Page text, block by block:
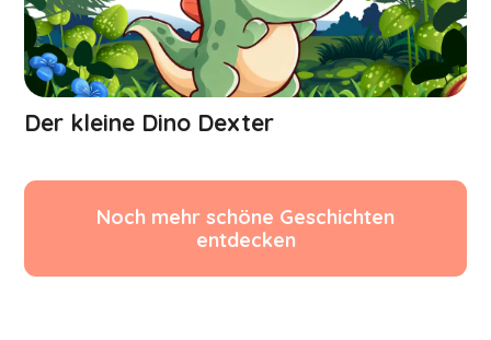
Der kleine Dino Dexter
Noch mehr schöne Geschichten
entdecken